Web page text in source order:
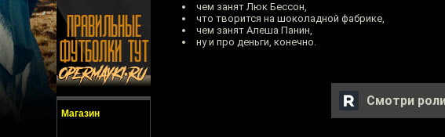
Магазин
чем занят Люк Бессон,
что творится на шоколадной фабрике,
чем занят Алеша Панин,
ну и про деньги, конечно.
Смотри